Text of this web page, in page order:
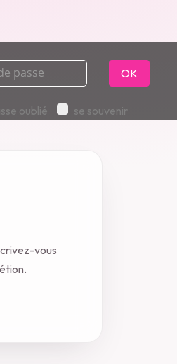
OK
oublié se souvenir
vous